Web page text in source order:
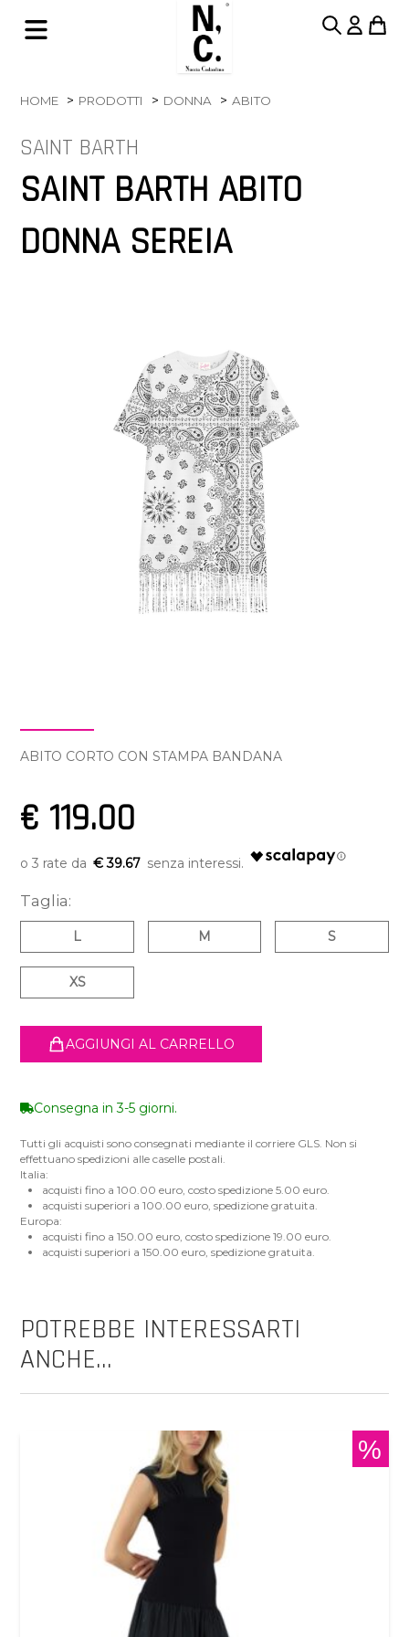
HOME PRODOTTI DONNA ABITO
SAINT BARTH
SAINT BARTH ABITO
DONNA SEREIA
ABITO CORTO CON STAMPA BANDANA
€ 119.00
€ 39.67
Taglia:
L M S
XS
AGGIUNGI AL CARRELLO
Consegna in 3-5 giorni.
Tutti gli acquisti sono consegnati mediante il corriere GLS. Non si
effettuano spedizioni alle caselle postali.
Italia:
acquisti fino a 100.00 euro, costo spedizione 5.00 euro.
acquisti superiori a 100.00 euro, spedizione gratuita.
Europa:
acquisti fino a 150.00 euro, costo spedizione 19.00 euro.
acquisti superiori a 150.00 euro, spedizione gratuita.
POTREBBE INTERESSARTI
ANCHE...
%